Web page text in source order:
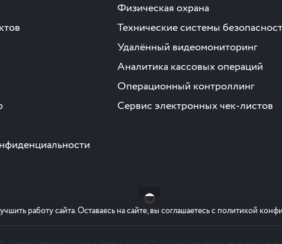
Физическая охрана
Технические системы
Удалённый видеомониторинг
Аналитика кассовых операций
Операционный контроллинг
Сервис электронных чек-листов
работу сайта. Оставаясь на сайте, вы соглашаетесь с политикой